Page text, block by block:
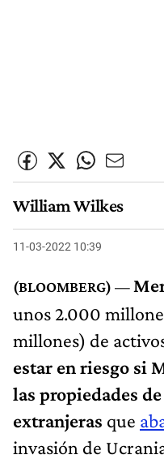
William Wilkes
11-03-2022 10:39
unos 2.000
millones) de
estar en riesgo si
las propiedades
extranjeras que
invasión de